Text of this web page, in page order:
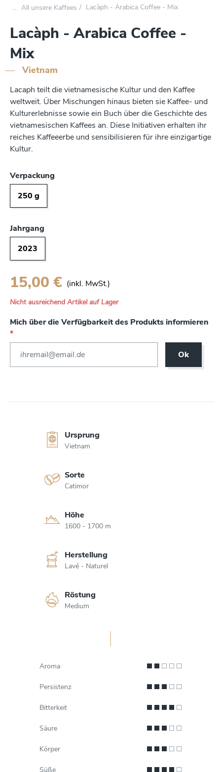
All unsere Kaffees Lacàph - Arabica Coffee - Mix
Lacàph - Arabica Coffee -
Mix
Vietnam
Lacaph teilt die vietnamesische Kultur und den Kaffee
weltweit. Über Mischungen hinaus bieten sie Kaffee- und
Kulturerlebnisse sowie ein Buch über die Geschichte des
vietnamesischen Kaffees an. Diese Initiativen erhalten ihr
reiches Kaffeeerbe und sensibilisieren für ihre einzigartige
Kultur.
Verpackung
250 g
Jahrgang
2023
15,00 € (inkl. MwSt.)
Nicht ausreichend Artikel auf Lager
Mich über die Verfügbarkeit des Produkts informieren
*
Ok
Ursprung
Vietnam
Sorte
Catimor
Höhe
1600 - 1700 m
Herstellung
Lavé - Naturel
Röstung
Medium
Aroma
Persistenz
Bitterkeit
Säure
Körper
Süße